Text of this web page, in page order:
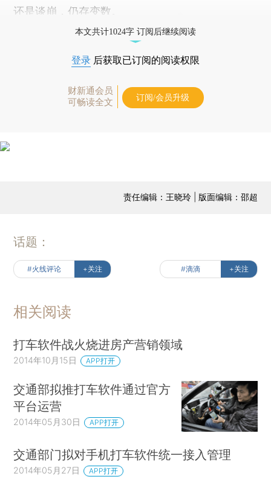
还是谈崩，仍存变数。
本文共计1024字 订阅后继续阅读
登录 后获取已订阅的阅读权限
财新通会员
可畅读全文
订阅/会员升级
责任编辑：王晓玲 | 版面编辑：邵超
话题：
#火线评论 +关注 #滴滴 +关注
相关阅读
打车软件战火烧进房产营销领域
2014年10月15日 APP打开
交通部拟推打车软件通过官方
平台运营
2014年05月30日 APP打开
交通部门拟对手机打车软件统一接入管理
2014年05月27日 APP打开